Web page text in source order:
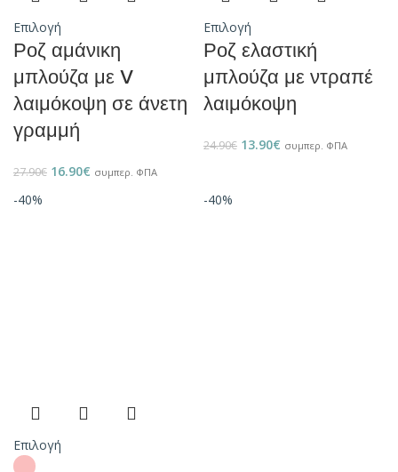
Επιλογή
Ροζ αμάνικη
μπλούζα με V
λαιμόκοψη σε άνετη
γραμμή
27.90€ 16.90€ συμπερ. ΦΠΑ
Επιλογή
Ροζ ελαστική
μπλούζα με ντραπέ
λαιμόκοψη
24.90€ 13.90€ συμπερ. ΦΠΑ
-40%
Επιλογή
-40%